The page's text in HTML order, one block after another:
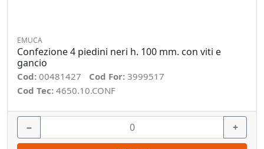
EMUCA
Confezione 4 piedini neri h. 100 mm. con viti e
gancio
Cod: 00481427 Cod For: 3999517
Cod Tec: 4650.10.CONF
− +